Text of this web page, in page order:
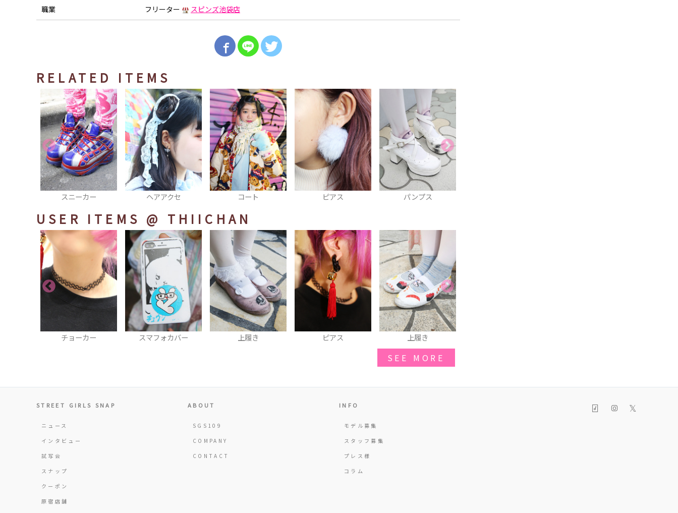
職業 フリーター スピンズ池袋店
RELATED ITEMS
ヘアアクセ コート ピアス パンプス ブローチ
USER ITEMS @ THIICHAN
スマフォカバー 上履き ピアス 上履き メガネ
SEE MORE
STREET GIRLS SNAP
ニュース
インタビュー
試写会
スナップ
クーポン
原宿店舗
ABOUT
SGS109
COMPANY
CONTACT
INFO
モデル募集
スタッフ募集
プレス様
コラム
𝕏